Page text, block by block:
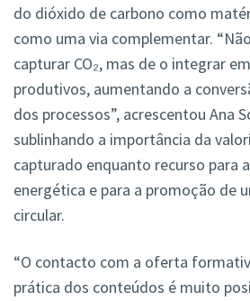
do dióxido de carbono como
como uma via complementar.
capturar CO₂, mas de o integrar
produtivos, aumentando a
dos processos”, acrescentou Ana
sublinhando a importância da
capturado enquanto recurso para
energética e para a promoção de
circular.
“O contacto com a oferta
prática dos conteúdos é muito